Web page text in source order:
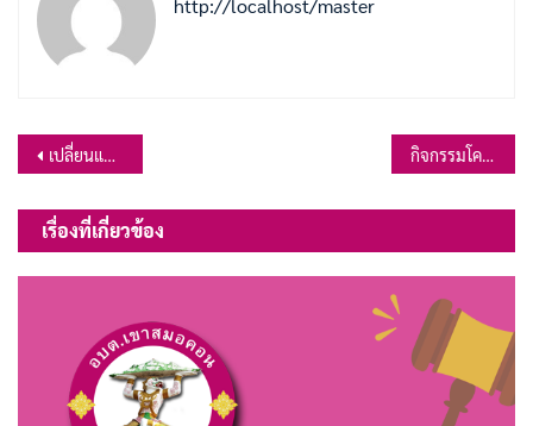
http://localhost/master
แนะแนว
เรื่อง
เปลี่ยนแปลงแผนการจัดซื้อจัดจ้าง ประจำปีงบประมาณ 2566 กิจกรรมโครงการ “รักษ์น้ำ รักษ์ป่า รักษาแผ่นดิน” ประจำปีงบประมาณ พ.ศ.2567องค์การบริหารส่วนตำบลเขาสมอคอน อำเภอท่าวุ้ง จังหวัดลพบุรี วันที่ 25 กรกฎาคม 2567
เรื่องที่เกี่ยวข้อง